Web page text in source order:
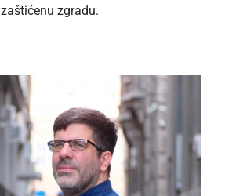
zaštićenu zgradu.